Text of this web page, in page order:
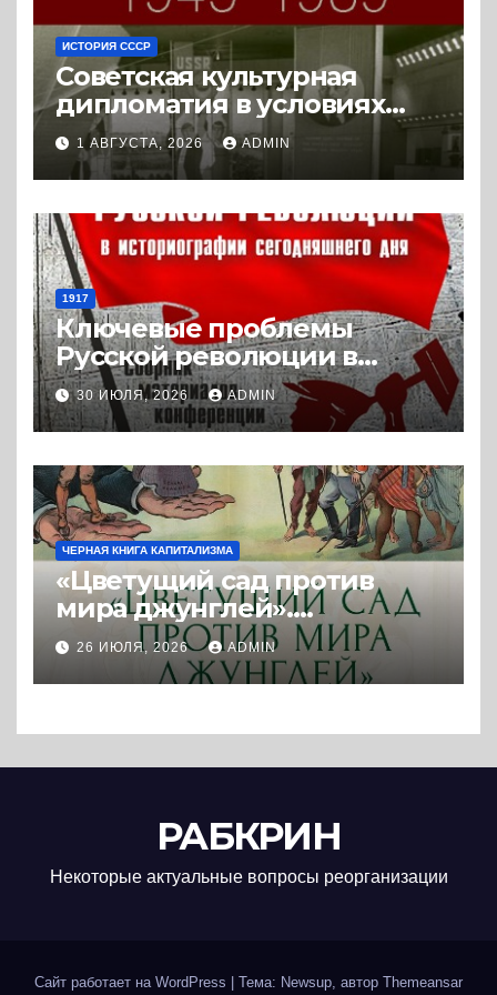
ИСТОРИЯ СССР
Советская культурная
дипломатия в условиях
Холодной войны. 1945-1989.
(2018) * Книга
1 АВГУСТА, 2026 ADMIN
1917
Ключевые проблемы
Русской революции в
историографии
сегодняшнего дня (2024) *
Книга
30 ИЮЛЯ, 2026 ADMIN
ЧЕРНАЯ КНИГА КАПИТАЛИЗМА
«Цветущий сад против
мира джунглей».
Колониальная и
постколониальная
политика западных
26 ИЮЛЯ, 2026 ADMIN
РАБКРИН
Некоторые актуальные вопросы реорганизации
Сайт работает на WordPress Тема: Newsup, автор Themeansar